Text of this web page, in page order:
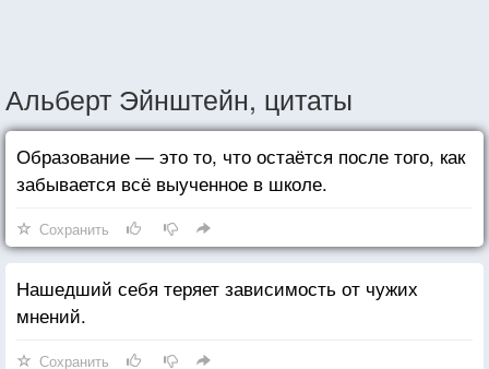
Альберт Эйнштейн, цитаты
Образование — это то, что остаётся после того, как
забывается всё выученное в школе.
Сохранить
Нашедший себя теряет зависимость от чужих
мнений.
Сохранить